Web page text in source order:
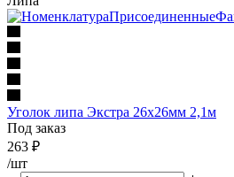
Уголок липа Экстра 26х26мм 2,1м
Под заказ
263 ₽
/шт